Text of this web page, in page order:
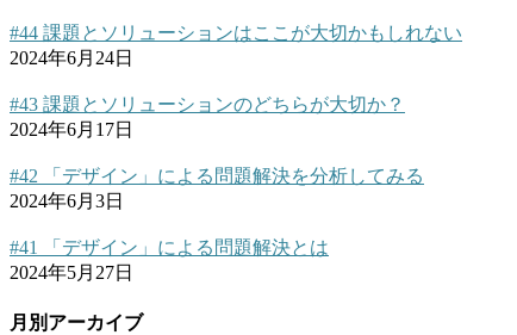
#44 課題とソリューションはここが大切かもしれない
2024年6月24日
#43 課題とソリューションのどちらが大切か？
2024年6月17日
#42 「デザイン」による問題解決を分析してみる
2024年6月3日
#41 「デザイン」による問題解決とは
2024年5月27日
月別アーカイブ